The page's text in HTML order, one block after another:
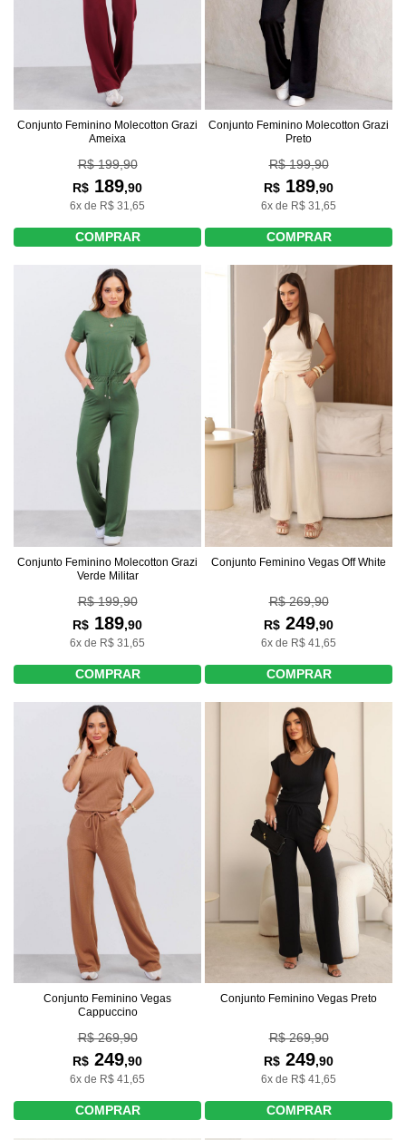
Conjunto Feminino Molecotton Grazi
Ameixa
R$ 199,90
R$ 189,90
6x de R$ 31,65
COMPRAR
Conjunto Feminino Molecotton Grazi
Preto
R$ 199,90
R$ 189,90
6x de R$ 31,65
COMPRAR
Conjunto Feminino Molecotton Grazi
Verde Militar
R$ 199,90
R$ 189,90
6x de R$ 31,65
COMPRAR
Conjunto Feminino Vegas Off White
R$ 269,90
R$ 249,90
6x de R$ 41,65
COMPRAR
Conjunto Feminino Vegas
Cappuccino
R$ 269,90
R$ 249,90
6x de R$ 41,65
COMPRAR
Conjunto Feminino Vegas Preto
R$ 269,90
R$ 249,90
6x de R$ 41,65
COMPRAR